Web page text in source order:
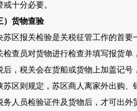
十分必要。
）货物查验
报关检验是关税征管工作的首要
检查员对货物进行检查并填写报货单
后，税关会在货船或货物上加盖记号
则规定，苏区商人离家外出购、
务人员检验证件及货物后，才可出